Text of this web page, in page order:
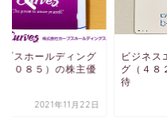
ブスホールディング
７０８５）の株主優
2021年11月22日
ビジネス
グ（４８
待